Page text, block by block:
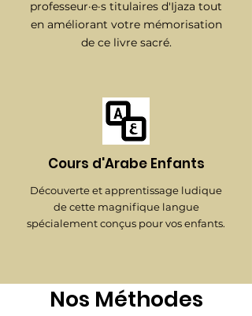
professeur·e·s titulaires d'Ijaza tout
en améliorant votre mémorisation
de ce livre sacré.
Cours d'Arabe Enfants
Découverte et apprentissage ludique
de cette magnifique langue
spécialement conçus pour vos enfants.
Nos Méthodes